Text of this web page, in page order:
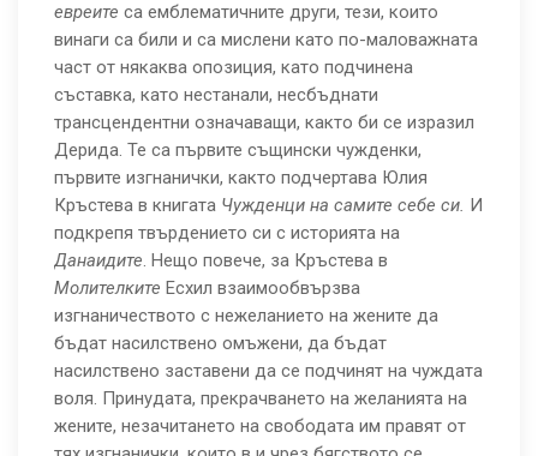
евреите са емблематичните други, тези, които
винаги са били и са мислени като по-маловажната
част от някаква опозиция, като подчинена
съставка, като нестанали, несбъднати
трансцендентни означаващи, както би се изразил
Дерида. Те са първите същински чужденки,
първите изгнанички, както подчертава Юлия
Кръстева в книгата Чужденци на самите себе си. И
подкрепя твърдението си с историята на
Данаидите. Нещо повече, за Кръстева в
Молителките Есхил взаимообвързва
изгнаничеството с нежеланието на жените да
бъдат насилствено омъжени, да бъдат
насилствено заставени да се подчинят на чуждата
воля. Принудата, прекрачването на желанията на
жените, незачитането на свободата им правят от